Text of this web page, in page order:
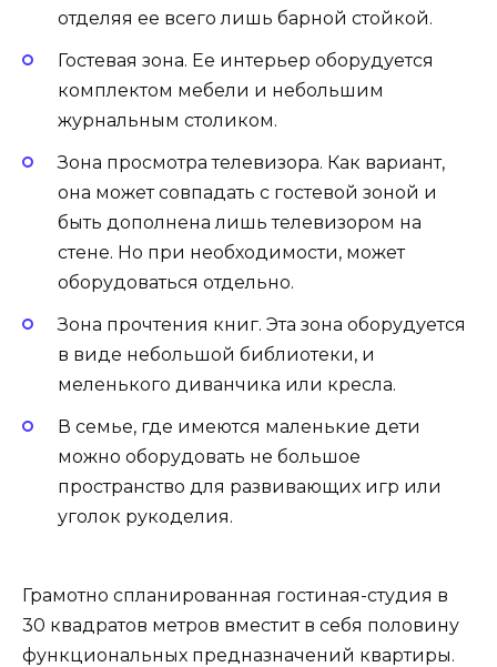
отделяя ее всего лишь барной стойкой.
Гостевая зона. Ее интерьер оборудуется
комплектом мебели и небольшим
журнальным столиком.
Зона просмотра телевизора. Как вариант,
она может совпадать с гостевой зоной и
быть дополнена лишь телевизором на
стене. Но при необходимости, может
оборудоваться отдельно.
Зона прочтения книг. Эта зона оборудуется
в виде небольшой библиотеки, и
меленького диванчика или кресла.
В семье, где имеются маленькие дети
можно оборудовать не большое
пространство для развивающих игр или
уголок рукоделия.
Грамотно спланированная гостиная-студия в
30 квадратов метров вместит в себя половину
функциональных предназначений квартиры.